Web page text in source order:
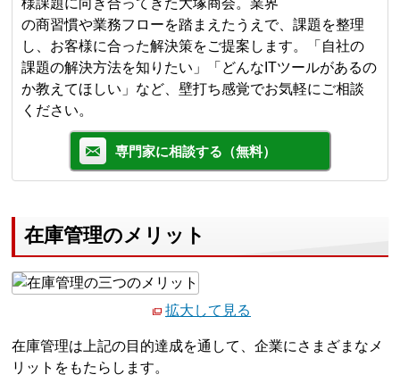
様課題に向き合ってきた大塚商会。業界
の商習慣や業務フローを踏まえたうえで、課題を整理
し、お客様に合った解決策をご提案します。「自社の
課題の解決方法を知りたい」「どんなITツールがあるの
か教えてほしい」など、壁打ち感覚でお気軽にご相談
ください。
専門家に相談する（無料）
在庫管理のメリット
拡大して見る
在庫管理は上記の目的達成を通して、企業にさまざまなメ
リットをもたらします。